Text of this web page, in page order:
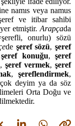
namıs veya namus
ve itibar sahibi
etmiştir.Arapçada
onurlu) sözü
de şeref sözü,şeref
şeref konuğu,şeref
, şeref vermek,şeref
,şereflendirmek,
deyim ya da söz
Orta Doğu ve